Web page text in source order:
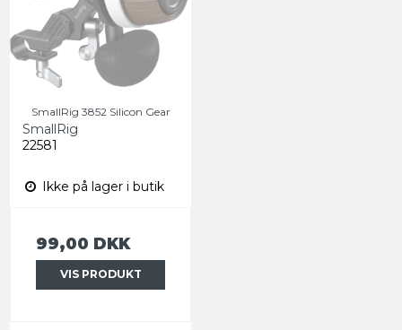
SmallRig 3852 Silicon Gear
SmallRig
22581
Ikke på lager i butik
99,00 DKK
VIS PRODUKT